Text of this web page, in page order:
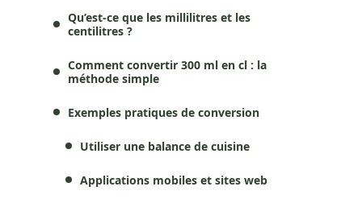
Qu’est-ce que les millilitres et les
centilitres ?
Comment convertir 300 ml en cl : la
méthode simple
Exemples pratiques de conversion
Utiliser une balance de cuisine
Applications mobiles et sites web